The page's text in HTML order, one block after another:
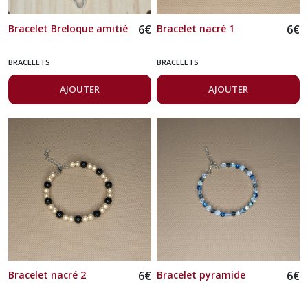
Bracelet Breloque amitié 6€
BRACELETS
AJOUTER
Bracelet nacré 1 6€
BRACELETS
AJOUTER
Bracelet nacré 2 6€ Bracelet pyramide 6€